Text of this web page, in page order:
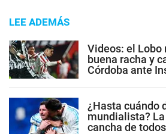
LEE ADEMÁS
Videos: el Lobo
buena racha y
Córdoba ante
¿Hasta cuándo
mundialista?
cancha de